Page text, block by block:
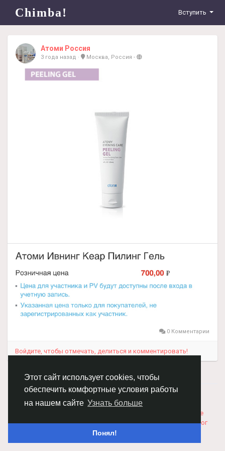
Этот сайт использует cookies, чтобы
обеспечить комфортные условия работы
на нашем сайте Узнать больше
Понял!
Chimba! Вступить
Атоми Россия
3 года назад · Москва, Россия -
0 Комментарии
Войдите, чтобы отмечать, делиться и комментировать!
© 2026 Chimba!
Русский
Правила размещения и покупки товаров
Соглашение
Политика Конфиденциальности
Свяжитесь с нами Каталог